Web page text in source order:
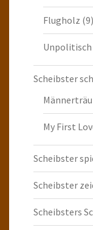
Flugholz (9)
Unpolitisch
Scheibster
My First
Scheibster
Scheibster
Scheibsters